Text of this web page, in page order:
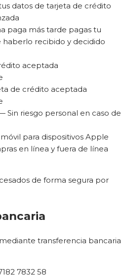
datos de tarjeta de crédito
paga más tarde pagas tu
haberlo recibido y decidido
aceptada
de crédito aceptada
Sin riesgo personal en caso de
para dispositivos Apple
en línea y fuera de línea
de forma segura por
transferencia bancaria
7832 58